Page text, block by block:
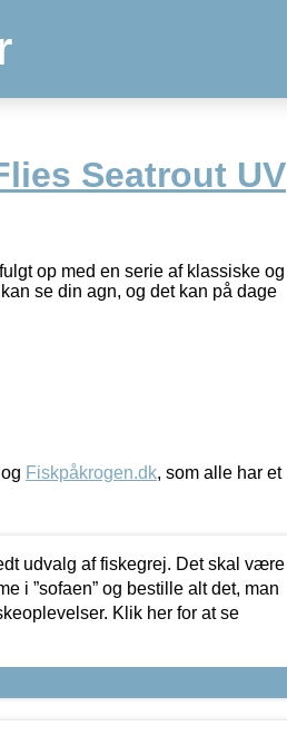
Seatrout UV
op med en serie af klassiske og
se din agn, og det kan på dage
og Fiskpåkrogen.dk, som alle har et
udvalg af fiskegrej. Det skal være
i ”sofaen” og bestille alt det, man
Klik her for at se